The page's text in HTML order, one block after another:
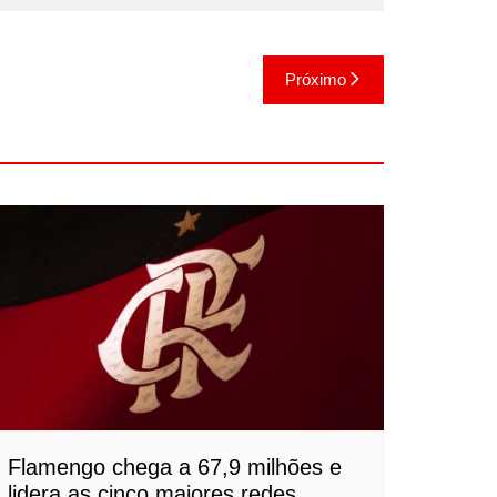
Próximo
Flamengo chega a 67,9 milhões e